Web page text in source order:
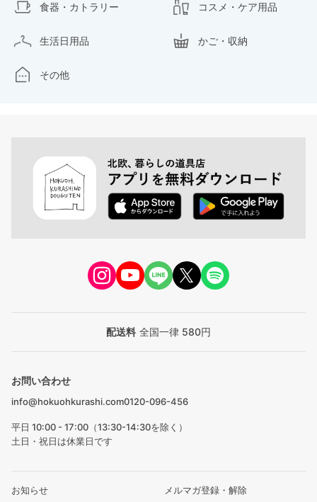
食器・カトラリー コスメ・ケア用品
生活日用品 かご・収納
その他
配送料 全国一律 580円
お問い合わせ
info@hokuohkurashi.com0120-096-456
平日 10:00 - 17:00（13:30-14:30を除く）
土日・祝日は休業日です
お知らせ メルマガ登録・解除